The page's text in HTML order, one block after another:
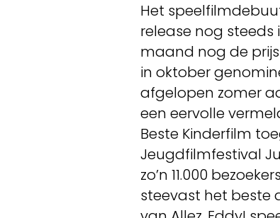
Het
release nog
maand nog de
in oktober
afgelopen zomer
een eervolle
Beste Kinderfilm
Jeugdfilmfestival
zo’n 11.000
steevast het beste